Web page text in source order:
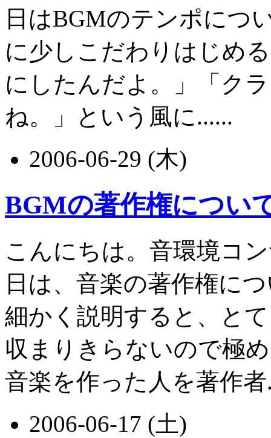
日はBGMのテンポにつ
に少しこだわりはじめ
にしたんだよ。」「ク
ね。」という風に......
2006-06-29 (木)
BGMの著作権につい
こんにちは。音環境コ
日は、音楽の著作権に
細かく説明すると、と
収まりきらないので極
音楽を作った人を著作者
2006-06-17 (土)